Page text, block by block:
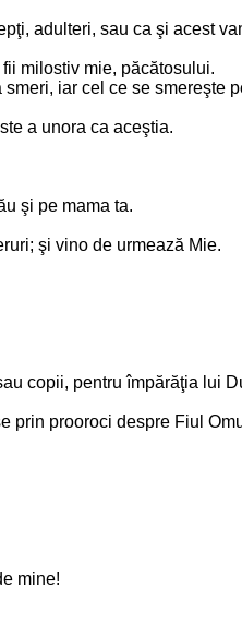
adulteri, sau ca şi acest
milostiv mie, păcătosului.
iar cel ce se smereşte
a unora ca aceştia.
şi pe mama ta.
şi vino de urmează Mie.
copii, pentru împărăţia lui
prin prooroci despre Fiul
mine!